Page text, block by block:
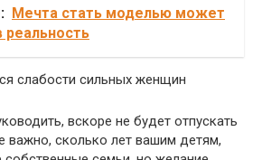
Мечта стать моделью может
реальность
вскоре не будет отпускать
важно, сколько лет вашим детям,